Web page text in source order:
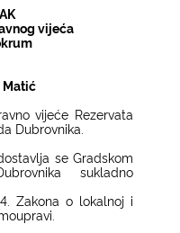
vijeća
Matić
vijeće Rezervata
Dubrovnika.
se Gradskom
sukladno
Zakona o lokalnoj i